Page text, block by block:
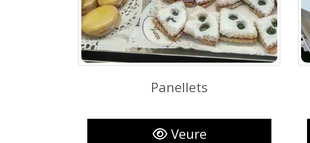
Panellets
Panellets
Veure